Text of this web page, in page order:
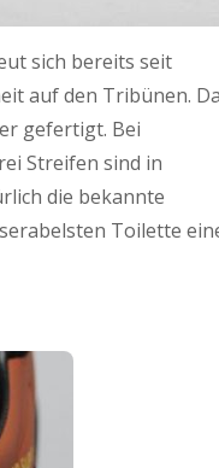
sich bereits seit
auf den Tribünen.
gefertigt. Bei
Streifen sind in
die bekannte
Toilette